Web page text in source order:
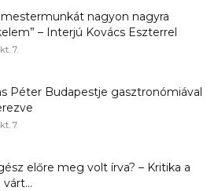
mestermunkát nagyon nagyra
– Interjú Kovács Eszterrel
7.
Péter Budapestje gasztronómiával
7.
előre meg volt írva? – Kritika a